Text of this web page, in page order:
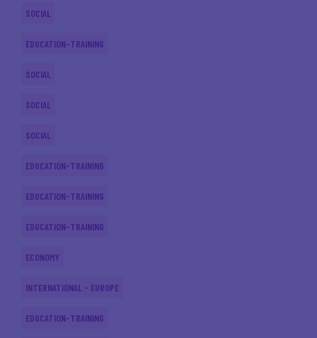
SOCIAL
EDUCATION-TRAINING
SOCIAL
SOCIAL
SOCIAL
EDUCATION-TRAINING
EDUCATION-TRAINING
EDUCATION-TRAINING
ECONOMY
INTERNATIONAL - EUROPE
EDUCATION-TRAINING